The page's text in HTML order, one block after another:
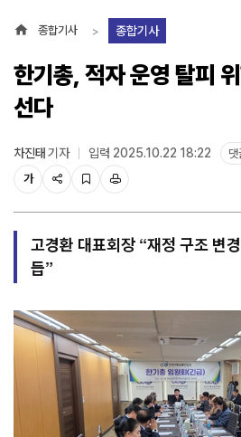
종합기사 종합기사
한기총, 적자 운영 탈피
선다
차진태 기자 입력 2025.10.22 18:22
가
고경환 대표회장 “재정 구조 변
듭”